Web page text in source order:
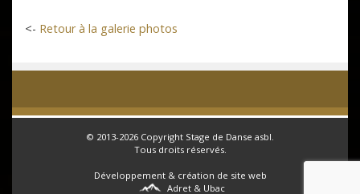
<- Retour à la galerie photos
© 2013-2026 Copyright Stage de Danse asbl.
Tous droits réservés.
Développement & création de site web
Adret & Ubac